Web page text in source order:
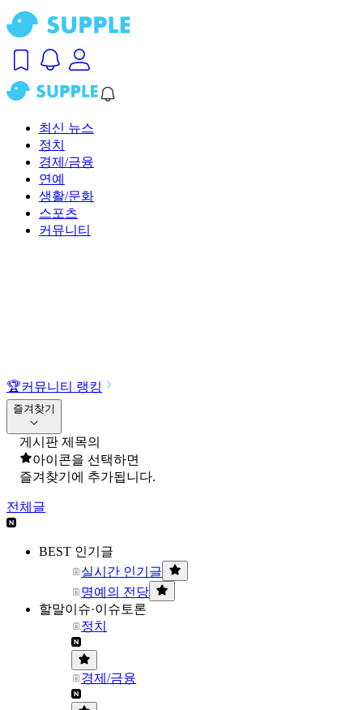
최신 뉴스
정치
경제/금융
연예
생활/문화
스포츠
커뮤니티
🏆커뮤니티 랭킹
즐겨찾기
게시판 제목의
아이콘을 선택하면
즐겨찾기에 추가됩니다.
전체글
BEST 인기글
실시간 인기글
명예의 전당
할말이슈·이슈토론
정치
경제/금융